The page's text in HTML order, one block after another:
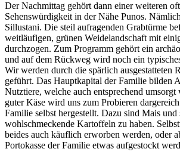
Der Nachmittag gehört dann einer weiteren
Sehenswürdigkeit in der Nähe Punos.
Sillustani. Die steil aufragenden Grabtürme
weitläufigen, grünen Weidelandschaft mit
durchzogen. Zum Programm gehört ein
und auf dem Rückweg wird noch ein
Wir werden durch die spärlich ausgestatteten
geführt. Das Hauptkapital der Familie bilden
Nutztiere, welche auch entsprechend umsorgt
guter Käse wird uns zum Probieren
Familie selbst hergestellt. Dazu sind Mais und
wohlschmeckende Kartoffeln zu haben.
beides auch käuflich erworben werden, oder
Portokasse der Familie etwas aufgestockt